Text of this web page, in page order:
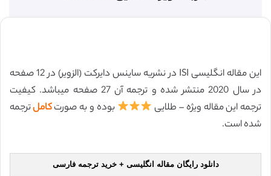
این مقاله انگلیسی ISI در نشریه ساینس دایرکت (الزویر) در 12 صفحه
در سال 2020 منتشر شده و ترجمه آن 27 صفحه میباشد. کیفیت
ترجمه این مقاله ویژه – طلایی
بوده و به صورتکاملترجمه
شده است.
دانلود رایگان مقاله انگلیسی + خرید ترجمه فارسی